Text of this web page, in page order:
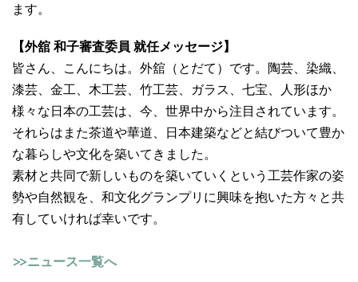
ます。
【外舘 和子審査委員 就任メッセージ】
皆さん、こんにちは。外舘（とだて）です。陶芸、染織、
漆芸、金工、木工芸、竹工芸、ガラス、七宝、人形ほか
様々な日本の工芸は、今、世界中から注目されています。
それらはまた茶道や華道、日本建築などと結びついて豊か
な暮らしや文化を築いてきました。
素材と共同で新しいものを築いていくという工芸作家の姿
勢や自然観を、和文化グランプリに興味を抱いた方々と共
有していければ幸いです。
>>ニュース一覧へ